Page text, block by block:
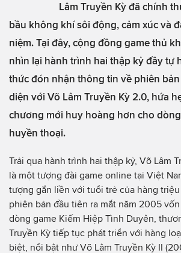
Lâm Truyền Kỳ đã chính
bầu không khí sôi động, cảm xúc và
niệm. Tại đây, cộng đồng game thủ
nhìn lại hành trình hai thập kỷ đầy tự
thức đón nhận thông tin về phiên
diện với Võ Lâm Truyền Kỳ 2.0, hứa
chương mới huy hoàng hơn cho
huyền thoại.
Trải qua hành trình hai thập kỷ, Võ Lâm
là một tượng đài game online tại Việt
tượng gắn liền với tuổi trẻ của hàng
phiên bản đầu tiên ra mắt năm 2005
dòng game Kiếm Hiệp Tình Duyên,
Truyền Kỳ tiếp tục phát triển với hàng
biệt, nổi bật như Võ Lâm Truyền Kỳ II